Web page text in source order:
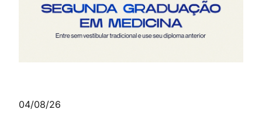
04/08/26